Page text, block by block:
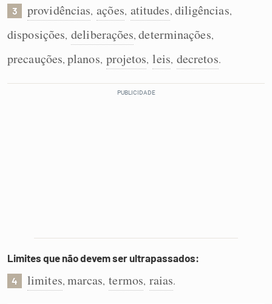
Dicionário
3 providências, ações, atitudes, diligências,
disposições, deliberações,determinações,
precauções, planos, projetos, leis, decretos.
Limites que não devem ser ultrapassados:
4 limites, marcas, termos, raias.